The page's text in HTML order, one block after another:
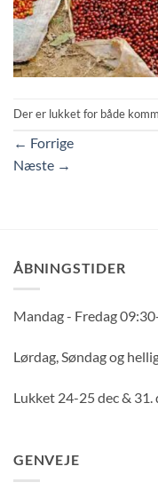
Der er lukket for både
← Forrige
Næste →
ÅBNINGSTIDER
Mandag - Fredag
Lørdag, Søndag og
Lukket 24-25 dec & 31.
GENVEJE